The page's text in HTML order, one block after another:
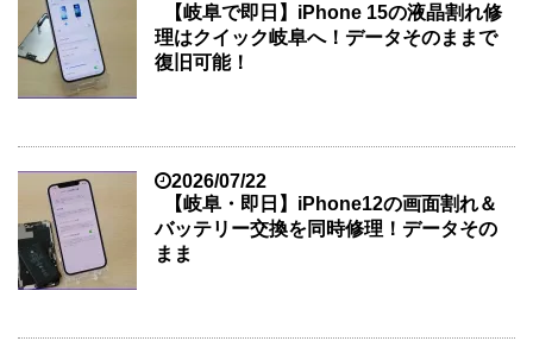
【岐阜で即日】iPhone 15の液晶割れ修
理はクイック岐阜へ！データそのままで
復旧可能！
2026/07/22
【岐阜・即日】iPhone12の画面割れ＆
バッテリー交換を同時修理！データその
まま